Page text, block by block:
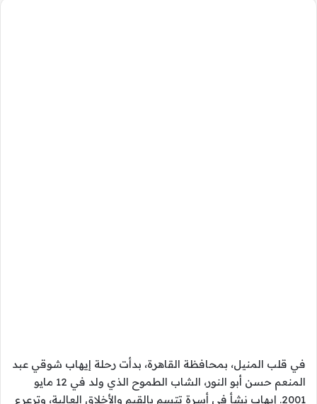
في قلب المنيل، بمحافظة القاهرة، بدأت رحلة إيهاب شوقي عبد
المنعم حسن أبو النور، الشاب الطموح الذي ولد في 12 مايو
2001. إيهاب نشأ في أسرة تتسم بالقيم والأخلاق العالية، وترعرع